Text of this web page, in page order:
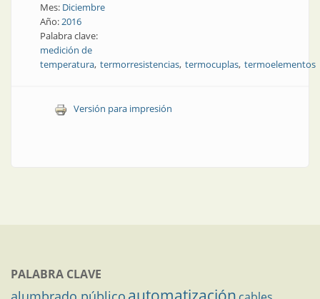
Mes: Diciembre
Año:2016
Palabra clave:
medición de
temperatura termorresistencias termocuplas termoelementos
Versión para impresión
PALABRA CLAVE